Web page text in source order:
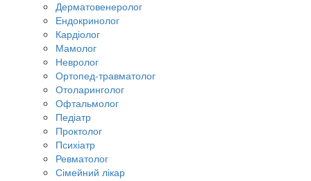
Дерматовенеролог
Ендокринолог
Кардіолог
Мамолог
Невролог
Ортопед-травматолог
Отоларинголог
Офтальмолог
Педіатр
Проктолог
Психіатр
Ревматолог
Сімейний лікар